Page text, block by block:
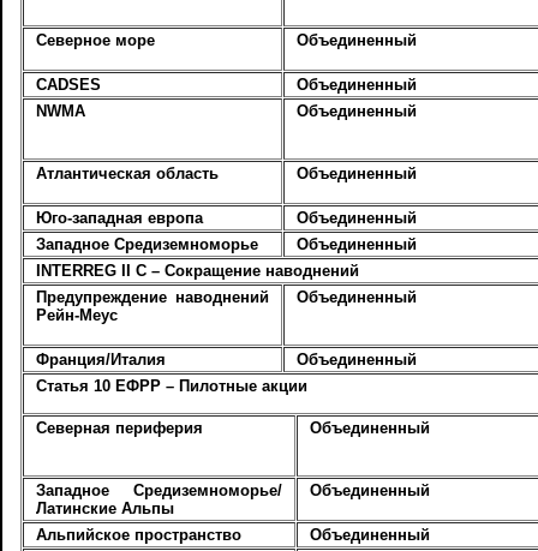
Северное море Объединенный
CADSES
Объединенный
NWMA
Объединенный
Атлантическая область Объединенный
Юго-западная европа
Объединенный
Западное Средиземноморье
Объединенный
INTERREG II C – Сокращение наводнений
Предупреждение наводнений
Рейн-Меус
Объединенный
Франция/Италия
Объединенный
Статья 10 ЕФРР – Пилотные акции
Северная периферия Объединенный
Западное Средиземноморье/
Латинские Альпы
Объединенный
Альпийское пространство
Объединенный